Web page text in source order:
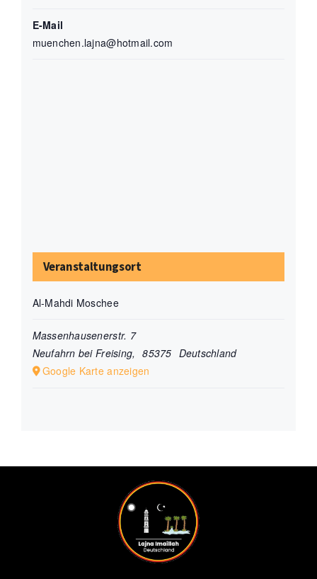
E-Mail
muenchen.lajna@hotmail.com
Veranstaltungsort
Al-Mahdi Moschee
Massenhausenerstr. 7
Neufahrn bei Freising, 85375 Deutschland
Google Karte anzeigen